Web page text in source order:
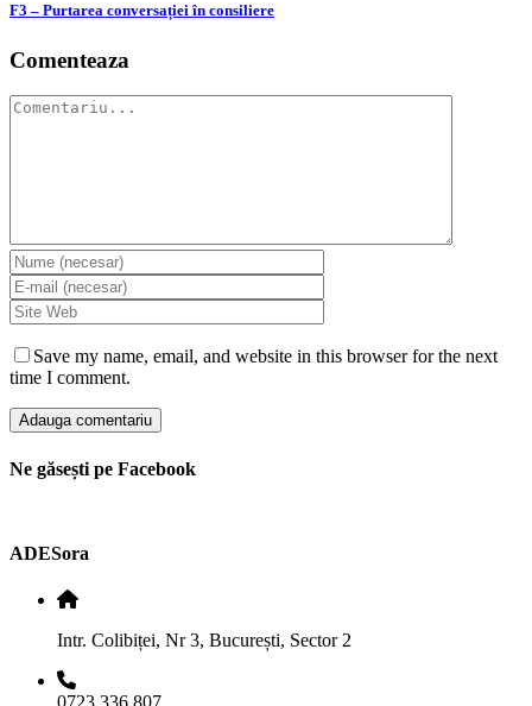
F3 – Purtarea conversației în consiliere
Comenteaza
Comment
Save my name, email, and website in this browser for the next
time I comment.
Ne găsești pe Facebook
ADESora
Intr. Colibiței, Nr 3, București, Sector 2